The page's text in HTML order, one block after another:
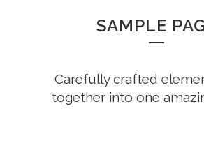
SAMPLE
Carefully crafted
together into one